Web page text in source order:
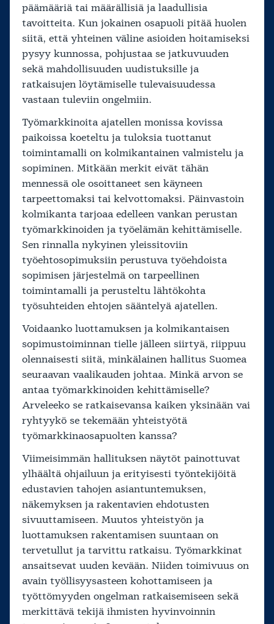
päämääriä tai määrällisiä ja laadullisia
tavoitteita. Kun jokainen osapuoli pitää huolen
siitä, että yhteinen väline asioiden hoitamiseksi
pysyy kunnossa, pohjustaa se jatkuvuuden
sekä mahdollisuuden uudistuksille ja
ratkaisujen löytämiselle tulevaisuudessa
vastaan tuleviin ongelmiin.
Työmarkkinoita ajatellen monissa kovissa
paikoissa koeteltu ja tuloksia tuottanut
toimintamalli on kolmikantainen valmistelu ja
sopiminen. Mitkään merkit eivät tähän
mennessä ole osoittaneet sen käyneen
tarpeettomaksi tai kelvottomaksi. Päinvastoin
kolmikanta tarjoaa edelleen vankan perustan
työmarkkinoiden ja työelämän kehittämiselle.
Sen rinnalla nykyinen yleissitoviin
työehtosopimuksiin perustuva työehdoista
sopimisen järjestelmä on tarpeellinen
toimintamalli ja perusteltu lähtökohta
työsuhteiden ehtojen sääntelyä ajatellen.
Voidaanko luottamuksen ja kolmikantaisen
sopimustoiminnan tielle jälleen siirtyä, riippuu
olennaisesti siitä, minkälainen hallitus Suomea
seuraavan vaalikauden johtaa. Minkä arvon se
antaa työmarkkinoiden kehittämiselle?
Arveleeko se ratkaisevansa kaiken yksinään vai
ryhtyykö se tekemään yhteistyötä
työmarkkinaosapuolten kanssa?
Viimeisimmän hallituksen näytöt painottuvat
ylhäältä ohjailuun ja erityisesti työntekijöitä
edustavien tahojen asiantuntemuksen,
näkemyksen ja rakentavien ehdotusten
sivuuttamiseen. Muutos yhteistyön ja
luottamuksen rakentamisen suuntaan on
tervetullut ja tarvittu ratkaisu. Työmarkkinat
ansaitsevat uuden kevään. Niiden toimivuus on
avain työllisyysasteen kohottamiseen ja
työttömyyden ongelman ratkaisemiseen sekä
merkittävä tekijä ihmisten hyvinvoinnin